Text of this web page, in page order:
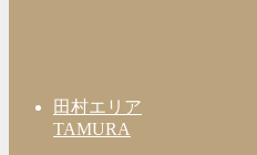
田村エリア
TAMURA